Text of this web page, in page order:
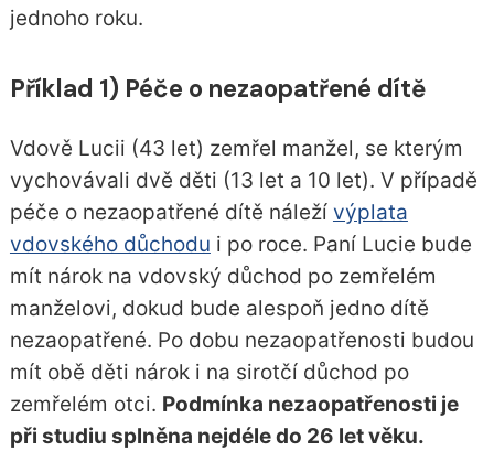
jednoho roku.
Příklad 1) Péče o nezaopatřené dítě
Vdově Lucii (43 let) zemřel manžel, se kterým
vychovávali dvě děti (13 let a 10 let). V případě
péče o nezaopatřené dítě náleží výplata
vdovského důchodu i po roce. Paní Lucie bude
mít nárok na vdovský důchod po zemřelém
manželovi, dokud bude alespoň jedno dítě
nezaopatřené. Po dobu nezaopatřenosti budou
mít obě děti nárok i na sirotčí důchod po
zemřelém otci. Podmínka nezaopatřenosti je
při studiu splněna nejdéle do 26 let věku.